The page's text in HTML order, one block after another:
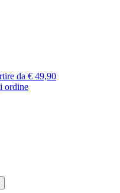
da € 49,90
ordine